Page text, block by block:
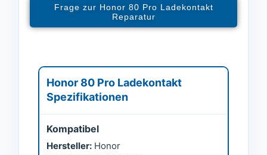
Frage zur Honor 80 Pro Ladekontakt
Reparatur
Honor 80 Pro Ladekontakt
Spezifikationen
Kompatibel
Hersteller: Honor